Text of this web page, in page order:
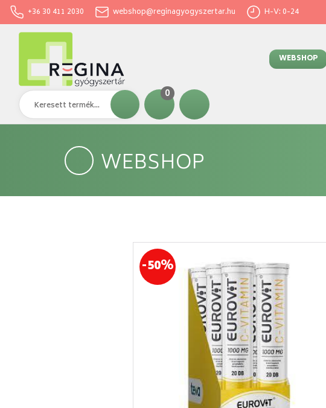
+36 30 411 2030 webshop@reginagyogyszertar.hu H-V: 0-24
WEBSHOP
0
WEBSHOP
-50%